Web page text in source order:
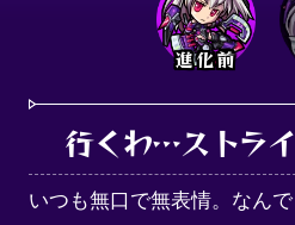
進化前
行くわ…ストラ
いつも無口で無表情。なん